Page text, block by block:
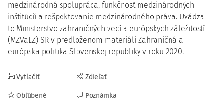
medzinárodná spolupráca, funkčnosť medzinárodných
inštitúcií a rešpektovanie medzinárodného práva. Uvádza
to Ministerstvo zahraničných vecí a európskych záležitostí
(MZVaEZ) SR v predloženom materiáli Zahraničná a
európska politika Slovenskej republiky v roku 2020.
Vytlačiť
Obľúbené
Zdieľať
Poznámka